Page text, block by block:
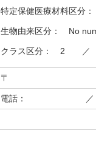
特定保健医療材料区分
生物由来区分： No
クラス区分： 2 ／
〒
電話： ／